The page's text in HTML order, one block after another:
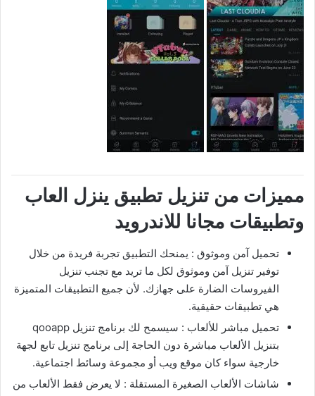
مميزات من تنزيل تطبيق ينزل العاب
وتطبيقات مجانا للاندرويد
تحميل آمن وموثوق : يمنحك التطبيق تجربة فريدة من خلال
توفير تنزيل آمن وموثوق لكل ما تريد مع تجنب تنزيل
الفيروسات الضارة على جهازك. لأن جميع التطبيقات المتميزة
هي تطبيقات حقيقية.
تحميل مباشر للألعاب : سيسمح لك برنامج تنزيل qooapp
بتنزيل الألعاب مباشرة دون الحاجة إلى برنامج تنزيل تابع لجهة
خارجية سواء كان موقع ويب أو مجموعة وسائط اجتماعية.
شاشات الألعاب الصغيرة المستقلة : لا يعرض فقط الألعاب من